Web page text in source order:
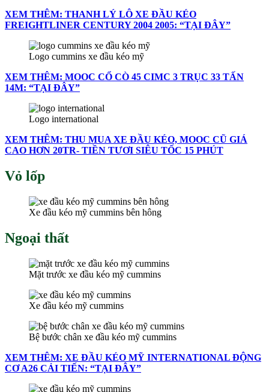
XEM THÊM: THANH LÝ LÔ XE ĐẦU KÉO
FREIGHTLINER CENTURY 2004 2005: “TẠI ĐÂY”
Logo cummins xe đầu kéo mỹ
XEM THÊM: MOOC CỔ CÒ 45 CIMC 3 TRỤC 33 TẤN
14M: “TẠI ĐÂY”
Logo international
XEM THÊM: THU MUA XE ĐẦU KÉO, MOOC CŨ GIÁ
CAO HƠN 20TR- TIỀN TƯƠI SIÊU TỐC 15 PHÚT
Vỏ lốp
Xe đầu kéo mỹ cummins bên hông
Ngoại thất
Mặt trước xe đầu kéo mỹ cummins
Xe đầu kéo mỹ cummins
Bệ bước chân xe đầu kéo mỹ cummins
XEM THÊM: XE ĐẦU KÉO MỸ INTERNATIONAL ĐỘNG
CƠ A26 CẢI TIẾN: “TẠI ĐÂY”